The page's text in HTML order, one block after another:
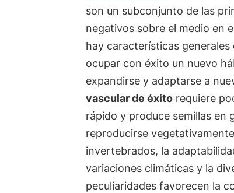
son un subconjunto de las
negativos sobre el medio en
hay características
ocupar con éxito un nuevo
expandirse y adaptarse a
vascular de éxitorequiere
rápido y produce semillas en
reproducirse
invertebrados, la
variaciones climáticas y la
peculiaridades favorecen la